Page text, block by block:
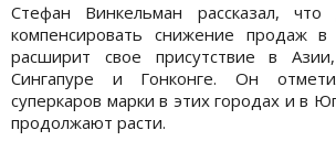
Стефан Винкельман рассказал,
компенсировать снижение продаж в
расширит свое присутствие в
Сингапуре и Гонконге. Он
суперкаров марки в этих городах и в
продолжают расти.